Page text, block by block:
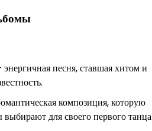
песня, ставшая хитом и
композиция, которую
для своего первого танца